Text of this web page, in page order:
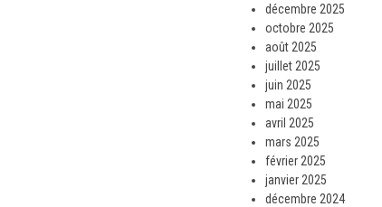
décembre 2025
octobre 2025
août 2025
juillet 2025
juin 2025
mai 2025
avril 2025
mars 2025
février 2025
janvier 2025
décembre 2024